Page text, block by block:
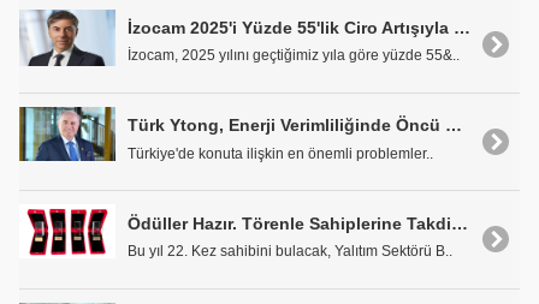
İzocam 2025'i Yüzde 55'lik Ciro Artışıyla Kapattı
İzocam, 2025 yılını geçtiğimiz yıla göre yüzde 55&..
Türk Ytong, Enerji Verimliliğinde Öncü Rolünü Sürdürüyor
Türkiye'de konuta ilişkin en önemli problemler..
Ödüller Hazır. Törenle Sahiplerine Takdim Edilmeyi Bekliyor
Bu yıl 22. Kez sahibini bulacak, Yalıtım Sektörü B..